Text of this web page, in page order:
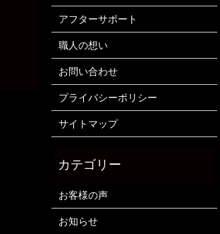
アフターサポート
職人の想い
お問い合わせ
プライバシーポリシー
サイトマップ
お客様の声
お知らせ